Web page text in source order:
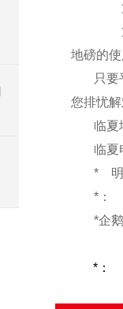
地磅的
只
您排忧
临夏
临夏
*
*：
*企
*：